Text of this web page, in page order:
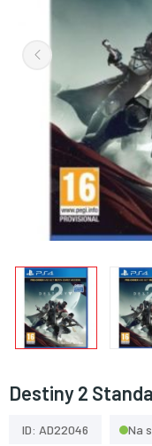
Destiny 2
ID: AD22046 Na